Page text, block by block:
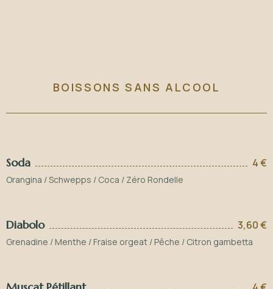
BOISSONS SANS ALCOOL
Soda 4 €
Orangina / Schwepps / Coca / Zéro Rondelle
Diabolo 3,60 €
Grenadine / Menthe / Fraise orgeat / Pêche / Citron gambetta